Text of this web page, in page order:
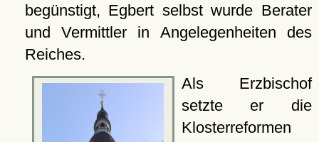
begünstigt, Egbert selbst wurde Berater
und Vermittler in Angelegenheiten des
Reiches.
Als Erzbischof
setzte er die
Klosterreformen